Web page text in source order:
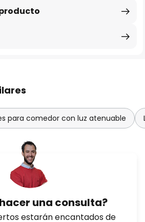
para comedor con luz atenuable
una consulta?
estarán encantados de